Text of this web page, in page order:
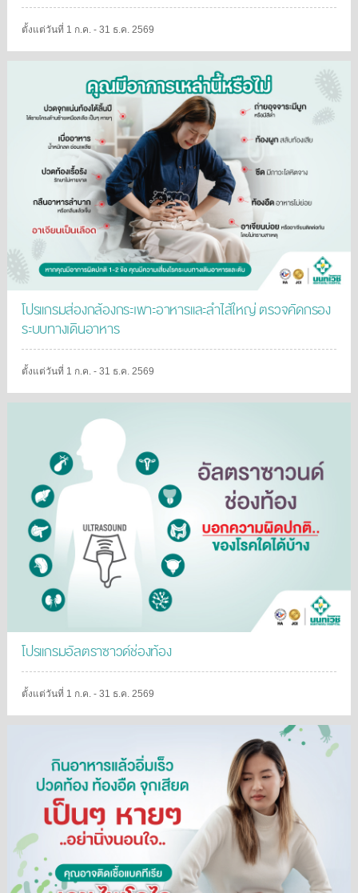
ตั้งแต่วันที่ 1 ก.ค. - 31 ธ.ค. 2569
โปรแกรมส่องกล้องกระเพาะอาหารและลำไส้ใหญ่ ตรวจคัดกรอง
ระบบทางเดินอาหาร
ตั้งแต่วันที่ 1 ก.ค. - 31 ธ.ค. 2569
โปรแกรมอัลตราซาวด์ช่องท้อง
ตั้งแต่วันที่ 1 ก.ค. - 31 ธ.ค. 2569